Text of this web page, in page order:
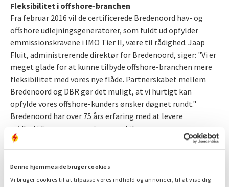
Denne hjemmeside bruger cookies
Vi bruger cookies til at tilpasse vores indhold og annoncer, til at vise dig
Fleksibilitet i offshore-branchen
Fra februar 2016 vil de certificerede Bredenoord hav- og
offshore udlejningsgeneratorer, som fuldt ud opfylder
emmissionskravene i IMO Tier II, være til rådighed. Jaap
Fluit, administrerende direktør for Bredenoord, siger: "Vi er
meget glade for at kunne tilbyde offshore-branchen mere
fleksibilitet med vores nye flåde. Partnerskabet mellem
Bredenoord og DBR gør det muligt, at vi hurtigt kan
opfylde vores offshore-kunders ønsker døgnet rundt."
Bredenoord har over 75 års erfaring med at levere
midlertidige, permanente og mobile
(nød)energiforsyninger. Virksomheden har fem filialer i
Europa, herunder hovedkontoret i Apeldoorn, Holland, og
et kontor i Ridderkerk lige op ad Rotterdam.